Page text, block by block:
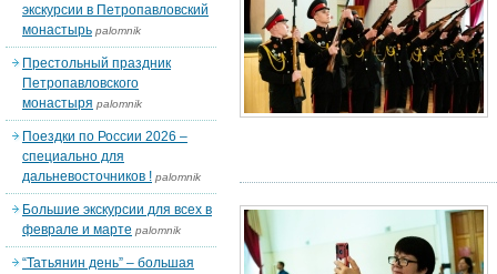
экскурсии в Петропавловский
монастырь palomnik
Престольный праздник
Петропавловского
монастыря palomnik
Поездки по России 2026 –
специально для
дальневосточников ! palomnik
Большие экскурсии для всех в
феврале и марте palomnik
“Татьянин день” – большая